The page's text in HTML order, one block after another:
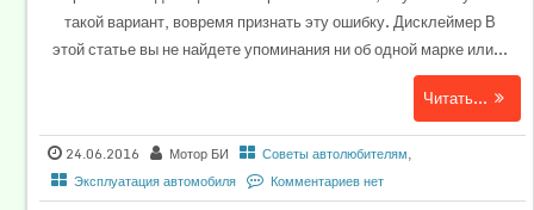
такой вариант, вовремя признать эту ошибку. Дисклеймер В
этой статье вы не найдете упоминания ни об одной марке или...
Читать...
24.06.2016 Мотор БИ Советы автолюбителям,
Эксплуатация автомобиля
Комментариев нет